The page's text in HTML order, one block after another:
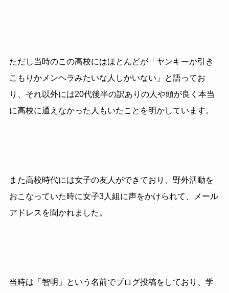
ただし当時のこの高校にはほとんどが「ヤンキーか引き
こもりかメンヘラみたいな人しかいない」と語ってお
り、それ以外には20代後半の訳ありの人や頭が良く本当
に高校に通えなかった人もいたことを明かしています。
また高校時代には女子の友人ができており、野外活動を
おこなっていた時に女子3人組に声をかけられて、メール
アドレスを聞かれました。
当時は「智明」という名前でブログ投稿をしており、学